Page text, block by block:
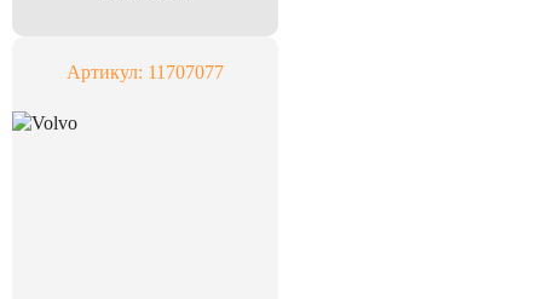
Артикул: 11707077